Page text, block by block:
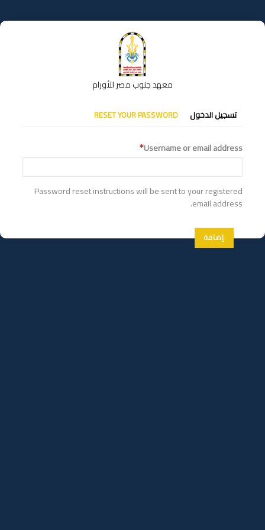
إلى
المحتوى
معهد جنوب مصر للأورام
التبويبات
الأساسية
تسجيل الدخول RESET YOUR PASSWORD
Username or email address
Password reset instructions will be sent to your registered
email address.